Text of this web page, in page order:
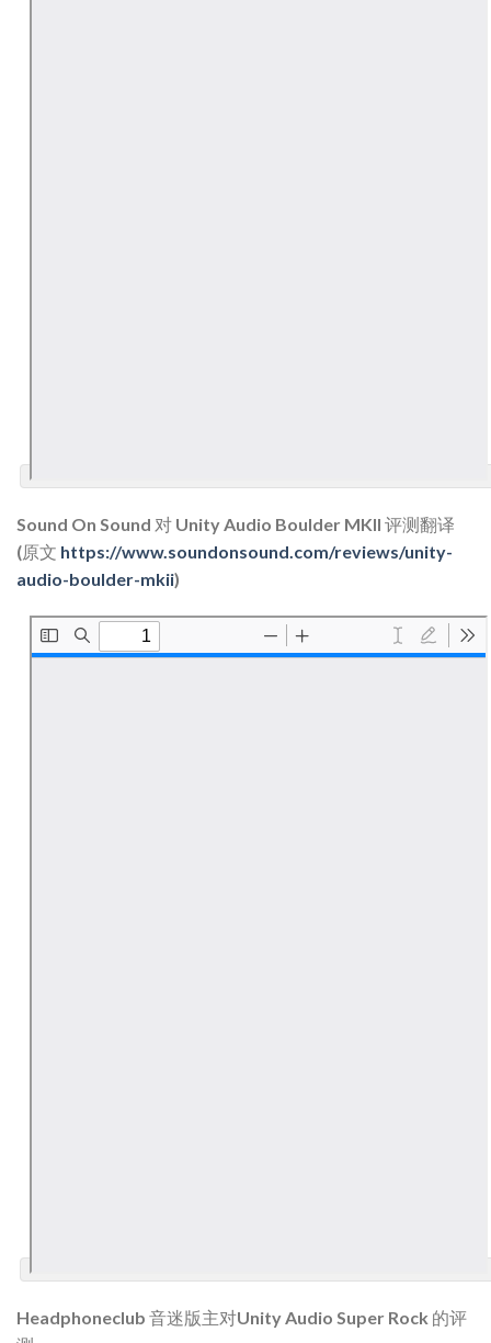
Sound On Sound 对 Unity Audio Boulder MKII 评测翻译
(原文 https://www.soundonsound.com/reviews/unity-
audio-boulder-mkii)
Headphoneclub 音迷版主对Unity Audio Super Rock 的评